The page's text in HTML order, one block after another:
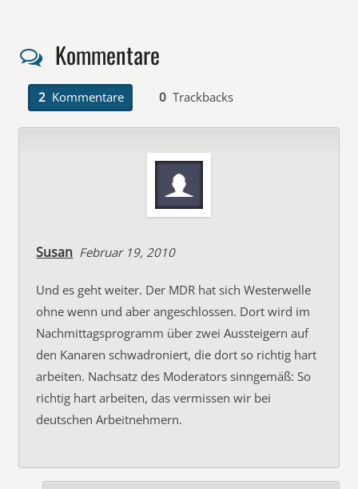
Kommentare
2 Kommentare 0 Trackbacks
Susan Februar 19, 2010
Und es geht weiter. Der MDR hat sich Westerwelle
ohne wenn und aber angeschlossen. Dort wird im
Nachmittagsprogramm über zwei Aussteigern auf
den Kanaren schwadroniert, die dort so richtig hart
arbeiten. Nachsatz des Moderators sinngemäß: So
richtig hart arbeiten, das vermissen wir bei
deutschen Arbeitnehmern.